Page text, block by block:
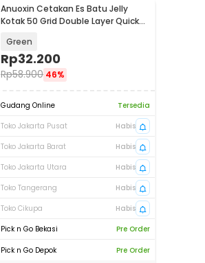
Anuoxin Cetakan Es Batu Jelly
Kotak 50 Grid Double Layer Quick
Green
Rp32.200
Rp58.900 46%
Gudang Online
Tersedia
Toko Jakarta Pusat
Habis
Toko Jakarta Barat
Habis
Toko Jakarta Utara
Habis
Toko Tangerang
Habis
Toko Cikupa
Habis
Pick n Go Bekasi
Pre Order
Pick n Go Depok Pre Order